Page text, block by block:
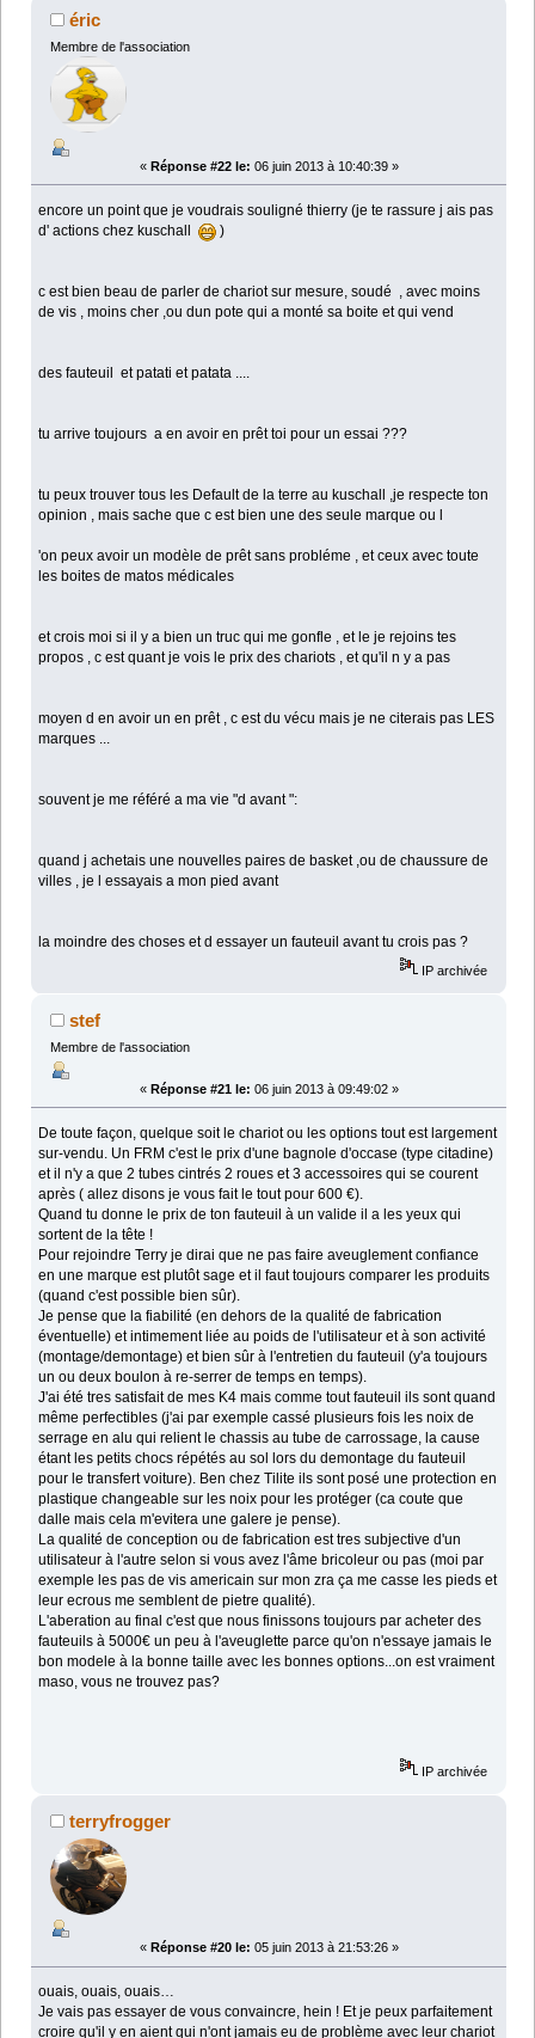
éric
Membre de l'association
« Réponse #22 le: 06 juin 2013 à 10:40:39 »
encore un point que je voudrais souligné thierry (je te rassure j ais pas
d' actions chez kuschall
)
c est bien beau de parler de chariot sur mesure, soudé , avec moins
de vis , moins cher ,ou dun pote qui a monté sa boite et qui vend
des fauteuil et patati et patata ....
tu arrive toujours a en avoir en prêt toi pour un essai ???
tu peux trouver tous les Default de la terre au kuschall ,je respecte ton
opinion , mais sache que c est bien une des seule marque ou l
'on peux avoir un modèle de prêt sans probléme , et ceux avec toute
les boites de matos médicales
et crois moi si il y a bien un truc qui me gonfle , et le je rejoins tes
propos , c est quant je vois le prix des chariots , et qu'il n y a pas
moyen d en avoir un en prêt , c est du vécu mais je ne citerais pas LES
marques ...
souvent je me référé a ma vie "d avant ":
quand j achetais une nouvelles paires de basket ,ou de chaussure de
villes , je l essayais a mon pied avant
la moindre des choses et d essayer un fauteuil avant tu crois pas ?
IP archivée
stef
Membre de l'association
« Réponse #21 le: 06 juin 2013 à 09:49:02 »
De toute façon, quelque soit le chariot ou les options tout est largement
sur-vendu. Un FRM c'est le prix d'une bagnole d'occase (type citadine)
et il n'y a que 2 tubes cintrés 2 roues et 3 accessoires qui se courent
après ( allez disons je vous fait le tout pour 600 €).
Quand tu donne le prix de ton fauteuil à un valide il a les yeux qui
sortent de la tête !
Pour rejoindre Terry je dirai que ne pas faire aveuglement confiance
en une marque est plutôt sage et il faut toujours comparer les produits
(quand c'est possible bien sûr).
Je pense que la fiabilité (en dehors de la qualité de fabrication
éventuelle) et intimement liée au poids de l'utilisateur et à son activité
(montage/demontage) et bien sûr à l'entretien du fauteuil (y'a toujours
un ou deux boulon à re-serrer de temps en temps).
J'ai été tres satisfait de mes K4 mais comme tout fauteuil ils sont quand
même perfectibles (j'ai par exemple cassé plusieurs fois les noix de
serrage en alu qui relient le chassis au tube de carrossage, la cause
étant les petits chocs répétés au sol lors du demontage du fauteuil
pour le transfert voiture). Ben chez Tilite ils sont posé une protection en
plastique changeable sur les noix pour les protéger (ca coute que
dalle mais cela m'evitera une galere je pense).
La qualité de conception ou de fabrication est tres subjective d'un
utilisateur à l'autre selon si vous avez l'âme bricoleur ou pas (moi par
exemple les pas de vis americain sur mon zra ça me casse les pieds et
leur ecrous me semblent de pietre qualité).
L'aberation au final c'est que nous finissons toujours par acheter des
fauteuils à 5000€ un peu à l'aveuglette parce qu'on n'essaye jamais le
bon modele à la bonne taille avec les bonnes options...on est vraiment
maso, vous ne trouvez pas?
IP archivée
terryfrogger
« Réponse #20 le: 05 juin 2013 à 21:53:26 »
ouais, ouais, ouais…
Je vais pas essayer de vous convaincre, hein ! Et je peux parfaitement
croire qu'il y en aient qui n'ont jamais eu de problème avec leur chariot